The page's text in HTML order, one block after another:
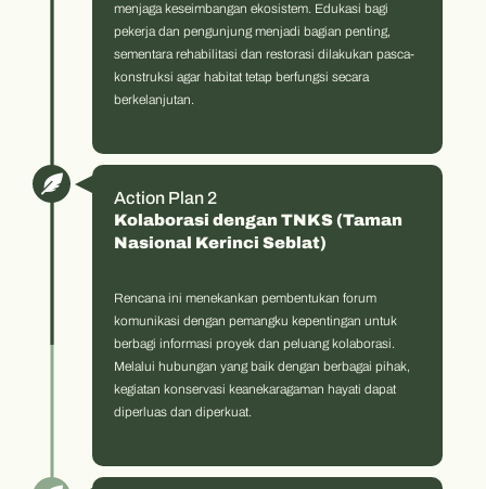
menjaga keseimbangan ekosistem. Edukasi bagi
pekerja dan pengunjung menjadi bagian penting,
sementara rehabilitasi dan restorasi dilakukan pasca-
konstruksi agar habitat tetap berfungsi secara
berkelanjutan.
Action Plan 2
Kolaborasi dengan TNKS (Taman
Nasional Kerinci Seblat)
Rencana ini menekankan pembentukan forum
komunikasi dengan pemangku kepentingan untuk
berbagi informasi proyek dan peluang kolaborasi.
Melalui hubungan yang baik dengan berbagai pihak,
kegiatan konservasi keanekaragaman hayati dapat
diperluas dan diperkuat.